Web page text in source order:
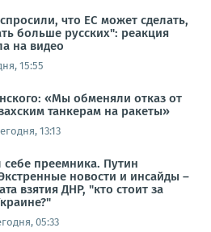
что ЕС может сделать,
больше русских": реакция
на видео
15:55
«Мы обменяли отказ от
танкерам на ракеты»
13:13
преемника. Путин
новости и инсайды –
взятия ДНР, "кто стоит за
05:33